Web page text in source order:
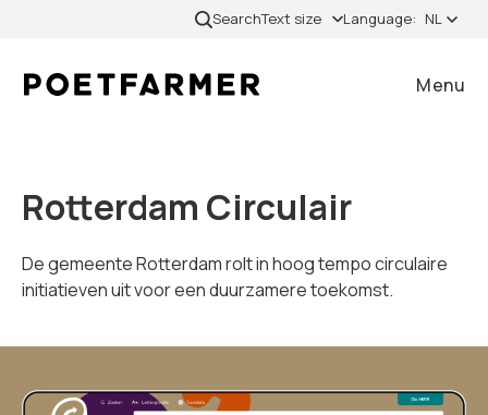
SearchText size Language: NL
Menu
Close
Home
Gevallen
Rotterdam Circulair
De gemeente Rotterdam rolt in hoog tempo circulaire
initiatieven uit voor een duurzamere toekomst.